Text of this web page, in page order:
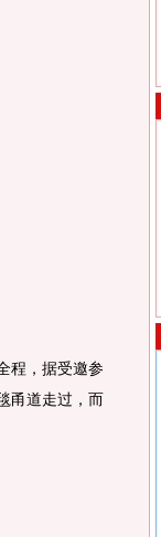
程，据受邀参
甬道走过，而